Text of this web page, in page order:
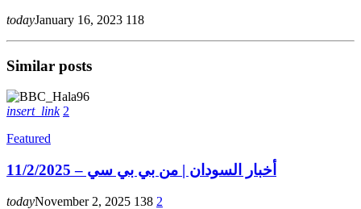
todayJanuary 16, 2023 118
Similar posts
insert_link 2
Featured
أخبار السودان | من بي بي سي – 11/2/2025
todayNovember 2, 2025 138 2